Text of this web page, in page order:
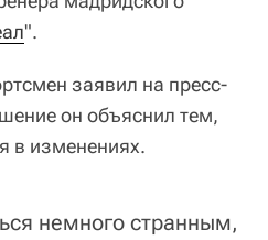
".
заявил на пресс-
он объяснил тем,
в изменениях.
немного странным,